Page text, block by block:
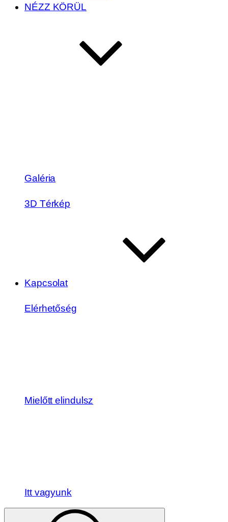
NÉZZ KÖRÜL
Galéria
3D Térkép
Kapcsolat
Elérhetőség
Mielőtt elindulsz
Itt vagyunk